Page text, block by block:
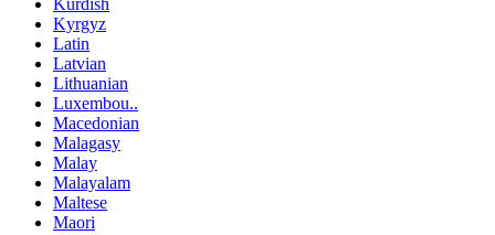
Kyrgyz
Latin
Latvian
Lithuanian
Luxembou..
Macedonian
Malagasy
Malay
Malayalam
Maltese
Maori